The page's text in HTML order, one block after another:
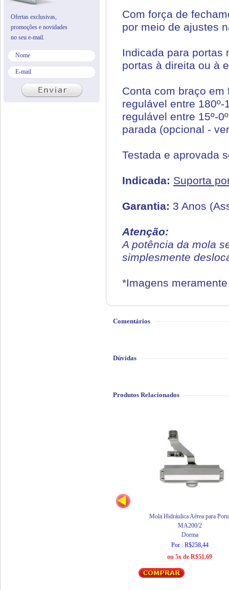
Com força de
por meio de ajustes
Indicada para portas
portas à direita ou à
Conta com braço
regulável entre
regulável entre 15º-
parada (opcional -
Testada e aprovada
Indicada: Suporta
Garantia: 3 Anos
Atenção:
A potência da mola
simplesmente
*Imagens
Comentários
Dúvidas
Produtos Relacionados
Mola Hidráulica Aérea para
MA200/2
Dorma
Por : R$258,44
ou 5x de R$51,69
Ofertas exclusivas,
promoções e novidades
no seu e-mail.